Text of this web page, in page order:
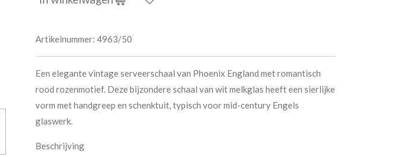
Artikelnummer: 4963/50
Een elegante vintage serveerschaal van Phoenix England met romantisch
rood rozenmotief. Deze bijzondere schaal van wit melkglas heeft een sierlijke
vorm met handgreep en schenktuit, typisch voor mid-century Engels
glaswerk.
Beschrijving